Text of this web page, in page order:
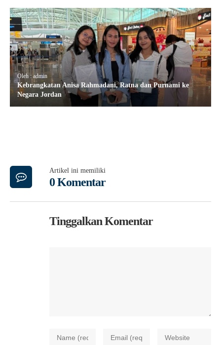
Oleh : admin
Kebrangkatan Anisa Rahmadani, Ratna dan Purnami ke
Negara Jordan
Artikel ini memiliki
0 Komentar
Tinggalkan Komentar